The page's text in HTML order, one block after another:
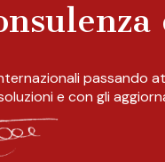
passando
e con gli